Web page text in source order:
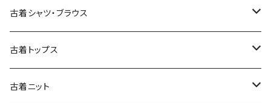
古着長袖ワンピース
古着半袖ワンピース
古着ノースリーブワンピース
古着シャツ・ブラウス
古着長袖シャツ・ブラウス
古着半袖シャツ・ブラウス
古着トップス
古着スウェット&パーカー
古着ニット